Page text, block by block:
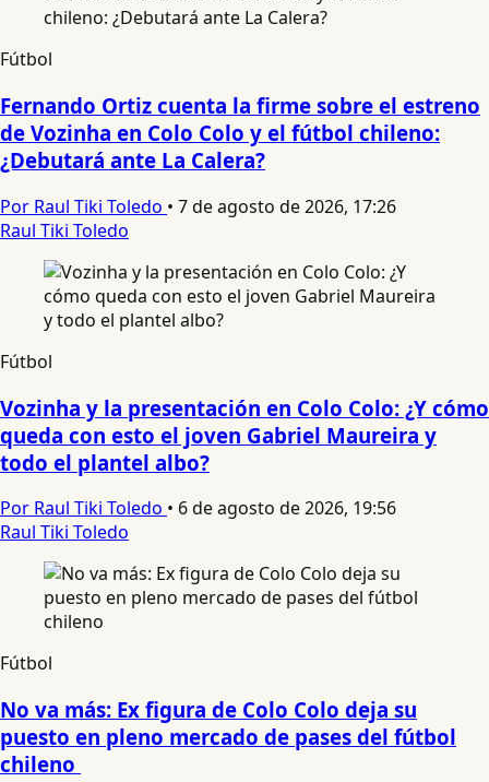
Fútbol
Fernando Ortiz cuenta la firme sobre el estreno
de Vozinha en Colo Colo y el fútbol chileno:
¿Debutará ante La Calera?
Por Raul Tiki Toledo • 7 de agosto de 2026, 17:26
Raul Tiki Toledo
Fútbol
Vozinha y la presentación en Colo Colo: ¿Y cómo
queda con esto el joven Gabriel Maureira y
todo el plantel albo?
Por Raul Tiki Toledo • 6 de agosto de 2026, 19:56
Raul Tiki Toledo
Fútbol
No va más: Ex figura de Colo Colo deja su
puesto en pleno mercado de pases del fútbol
chileno